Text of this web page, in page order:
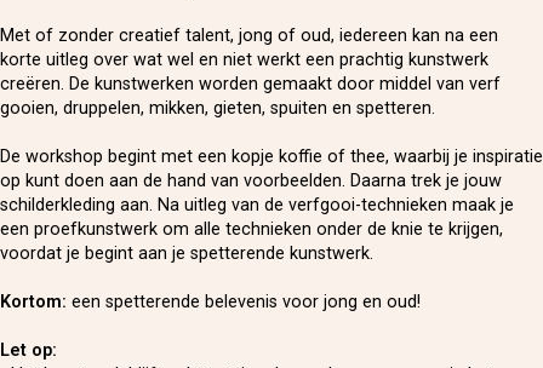
Met of zonder creatief talent, jong of oud, iedereen kan na een
korte uitleg over wat wel en niet werkt een prachtig kunstwerk
creëren. De kunstwerken worden gemaakt door middel van verf
gooien, druppelen, mikken, gieten, spuiten en spetteren.
De workshop begint met een kopje koffie of thee, waarbij je inspiratie
op kunt doen aan de hand van voorbeelden. Daarna trek je jouw
schilderkleding aan. Na uitleg van de verfgooi-technieken maak je
een proefkunstwerk om alle technieken onder de knie te krijgen,
voordat je begint aan je spetterende kunstwerk.
Kortom: een spetterende belevenis voor jong en oud!
Let op: